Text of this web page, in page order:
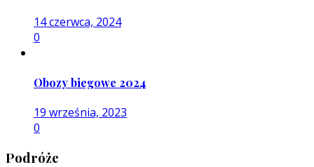
14 czerwca, 2024
0
Obozy biegowe 2024
19 września, 2023
0
Podróże